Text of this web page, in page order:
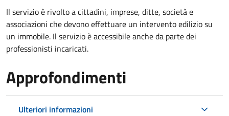
Il servizio è rivolto a cittadini, imprese, ditte, società e
associazioni che devono effettuare un intervento edilizio su
un immobile. Il servizio è accessibile anche da parte dei
professionisti incaricati.
Approfondimenti
Ulteriori informazioni